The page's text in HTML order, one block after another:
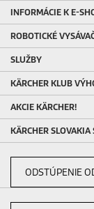
INFORMÁCIE K E-
ROBOTICKÉ
SLUŽBY
KÄRCHER KLUB
AKCIE KÄRCHER!
KÄRCHER SLOVAKIA
ODSTÚPENIE